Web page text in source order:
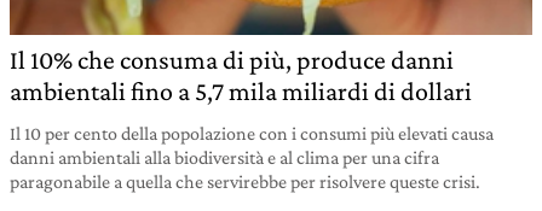
Il 10% che consuma di più, produce danni
ambientali fino a 5,7 mila miliardi di dollari
Il 10 per cento della popolazione con i consumi più elevati causa
danni ambientali alla biodiversità e al clima per una cifra
paragonabile a quella che servirebbe per risolvere queste crisi.